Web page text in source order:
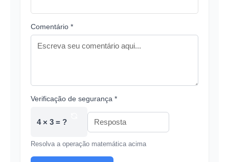
Comentário *
Verificação de segurança *
4 × 3 = ?
Resolva a operação matemática acima